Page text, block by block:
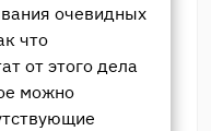
очевидных
что
от этого дела
можно